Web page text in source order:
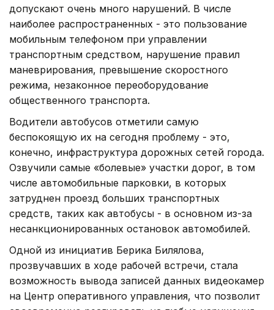
допускают очень много нарушений. В числе
наиболее распространенных - это пользование
мобильным телефоном при управлении
транспортным средством, нарушение правил
маневрирования, превышение скоростного
режима, незаконное переоборудование
общественного транспорта.
Водители автобусов отметили самую
беспокоящую их на сегодня проблему - это,
конечно, инфраструктура дорожных сетей города.
Озвучили самые «болевые» участки дорог, в том
числе автомобильные парковки, в которых
затруднен проезд больших транспортных
средств, таких как автобусы - в основном из-за
несанкционированных остановок автомобилей.
Одной из инициатив Берика Билялова,
прозвучавших в ходе рабочей встречи, стала
возможность вывода записей данных видеокамер
на Центр оперативного управления, что позволит